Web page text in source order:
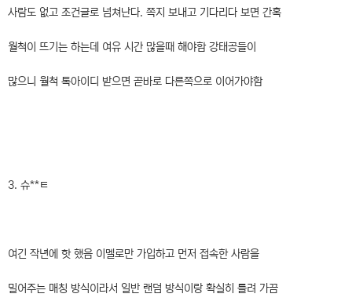
사람도 없고 조건글로 넘쳐난다. 쪽지 보내고 기다리다 보면 간혹
월척이 뜨기는 하는데 여유 시간 많을때 해야함 강태공들이
많으니 월척 톡아이디 받으면 곧바로 다른쪽으로 이어가야함
3. 슈**ㅌ
여긴 작년에 핫 했음 이멜로만 가입하고 먼저 접속한 사람을
밀어주는 매칭 방식이라서 일반 랜덤 방식이랑 확실히 틀려 가끔